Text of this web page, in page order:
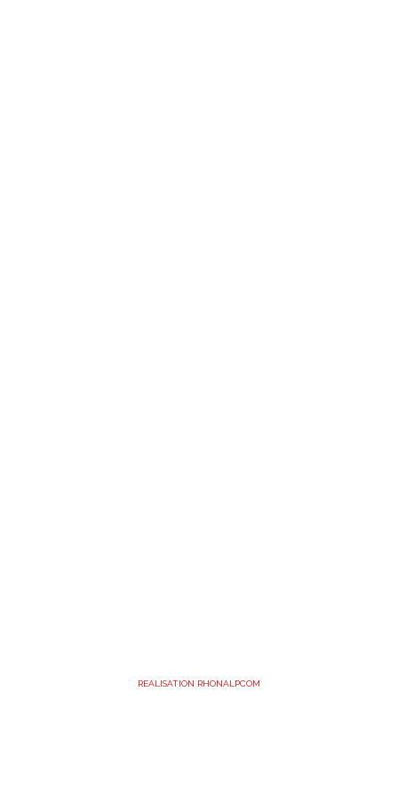
REALISATION RHONALPCOM